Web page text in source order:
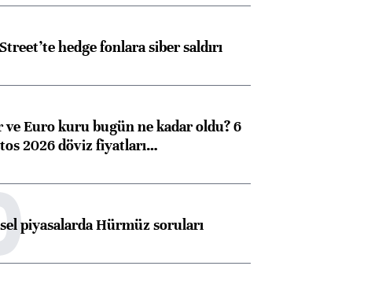
hedge fonlara siber saldırı
ve Euro kuru bugün ne kadar oldu? 6
2026 döviz fiyatları…
piyasalarda Hürmüz soruları